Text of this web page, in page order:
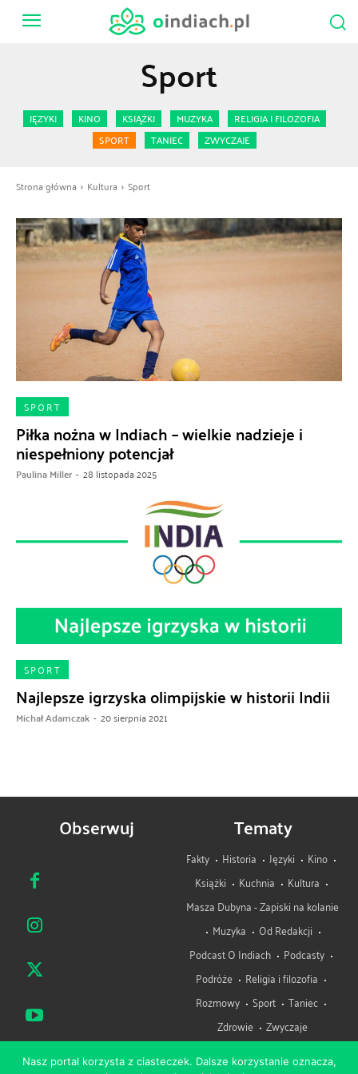
Sport
JĘZYKI KINO KSIĄŻKI MUZYKA
RELIGIA I FILOZOFIA
SPORT
TANIEC ZWYCZAJE
Strona główna Kultura Sport
SPORT
Piłka nożna w Indiach – wielkie nadzieje i
niespełniony potencjał
Paulina Miller - 28 listopada 2025
SPORT
Najlepsze igrzyska olimpijskie w historii Indii
Michał Adamczak - 20 sierpnia 2021
Obserwuj Tematy
Fakty Historia Języki
Kino
Książki
Kuchnia
Kultura
Masza Dubyna - Zapiski na kolanie
Muzyka
Od Redakcji
Podcast O Indiach
Podcasty
Podróże
Religia i filozofia
Rozmowy
Sport
Taniec
Zdrowie
Zwyczaje
Nasz portal korzysta z ciasteczek. Dalsze korzystanie oznacza,